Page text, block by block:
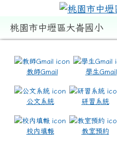
桃園市中壢區大崙國小
教師Gmail 學生Gmail
公文系統 研習系統
校內填報 教室預約